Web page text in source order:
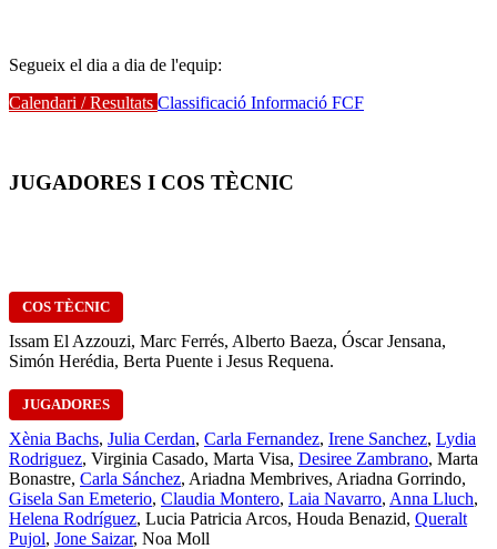
Segueix el dia a dia de l'equip:
Calendari / Resultats Classificació Informació FCF
JUGADORES I COS TÈCNIC
COS TÈCNIC
Issam El Azzouzi, Marc Ferrés, Alberto Baeza, Óscar Jensana,
Simón Herédia, Berta Puente i Jesus Requena.
JUGADORES
Xènia Bachs, Julia Cerdan, Carla Fernandez, Irene Sanchez, Lydia
Rodriguez, Virginia Casado, Marta Visa, Desiree Zambrano, Marta
Bonastre, Carla Sánchez, Ariadna Membrives, Ariadna Gorrindo,
Gisela San Emeterio, Claudia Montero, Laia Navarro, Anna Lluch,
Helena Rodríguez, Lucia Patricia Arcos, Houda Benazid, Queralt
Pujol, Jone Saizar, Noa Moll